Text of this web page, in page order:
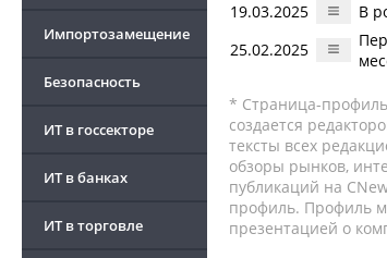
Импортозамещение
Безопасность
ИТ в госсекторе
ИТ в банках
ИТ в торговле
19.03.2025
В
25.02.2025
* Страница-профиль
создается
тексты всех
обзоры рынков,
публикаций на
профиль. Профиль
презентацией о